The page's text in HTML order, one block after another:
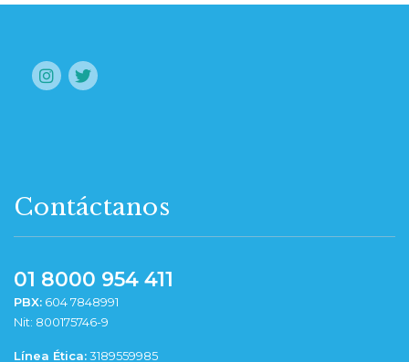
Contáctanos
01 8000 954 411
PBX: 604 7848991
Nit: 800175746-9
Línea Ética:3189559985